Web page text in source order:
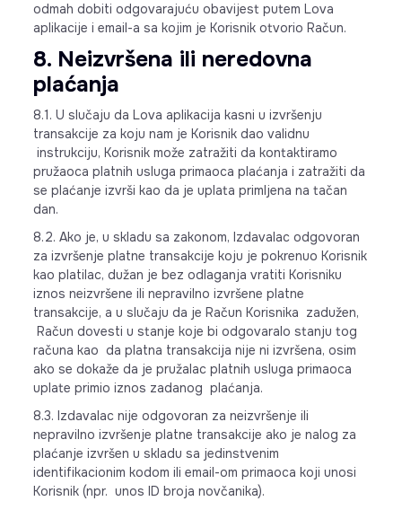
odmah dobiti odgovarajuću obavijest putem Lova
aplikacije i email-a sa kojim je Korisnik otvorio Račun.
8. Neizvršena ili neredovna
plaćanja
8.1. U slučaju da Lova aplikacija kasni u izvršenju
transakcije za koju nam je Korisnik dao validnu
instrukciju, Korisnik može zatražiti da kontaktiramo
pružaoca platnih usluga primaoca plaćanja i zatražiti da
se plaćanje izvrši kao da je uplata primljena na tačan
dan.
8.2. Ako je, u skladu sa zakonom, Izdavalac odgovoran
za izvršenje platne transakcije koju je pokrenuo Korisnik
kao platilac, dužan je bez odlaganja vratiti Korisniku
iznos neizvršene ili nepravilno izvršene platne
transakcije, a u slučaju da je Račun Korisnika zadužen,
Račun dovesti u stanje koje bi odgovaralo stanju tog
računa kao da platna transakcija nije ni izvršena, osim
ako se dokaže da je pružalac platnih usluga primaoca
uplate primio iznos zadanog plaćanja.
8.3. Izdavalac nije odgovoran za neizvršenje ili
nepravilno izvršenje platne transakcije ako je nalog za
plaćanje izvršen u skladu sa jedinstvenim
identifikacionim kodom ili email-om primaoca koji unosi
Korisnik (npr. unos ID broja novčanika).